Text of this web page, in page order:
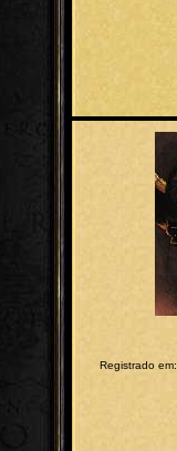
Registrado em: